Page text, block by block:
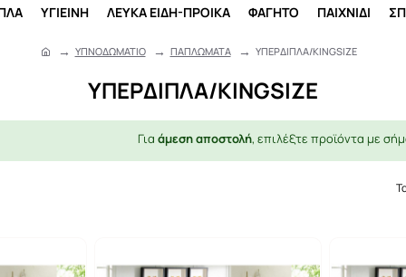
ΥΓΙΕΙΝΗ ΛΕΥΚΑ ΕΙΔΗ-ΠΡΟΙΚΑ ΦΑΓΗΤΟ ΠΑΙΧΝΙΔΙ
ΥΠΕΡΔΙΠΛΑ/KINGSIZE
ΥΠΝΟΔΩΜΑΤΙΟ ΠΑΠΛΩΜΑΤΑ ΥΠΕΡΔΙΠΛΑ/KINGSIZE
Για άμεση αποστολή, επιλέξτε προϊόντα με